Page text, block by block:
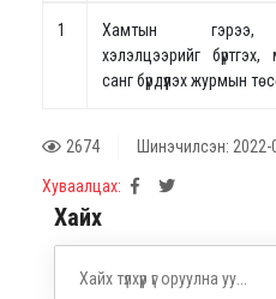
1
Хамтын гэрээ,
хэлэлцээрийг бүртгэх,
санг бүрдүүлэх журмын
2674 Шинэчилсэн: 2022-
Хуваалцах:
Хайх